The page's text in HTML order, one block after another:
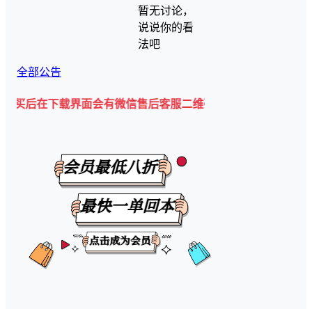
暂无讨论，
说说你的看
法吧
全部公告
界面会有微信售后客服二维码💡